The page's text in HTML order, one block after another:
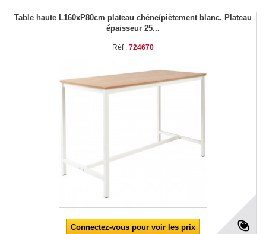
Table haute L160xP80cm plateau chêne/piètement blanc. Plateau
épaisseur 25...
Réf : 724670
Connectez-vous pour voir les prix